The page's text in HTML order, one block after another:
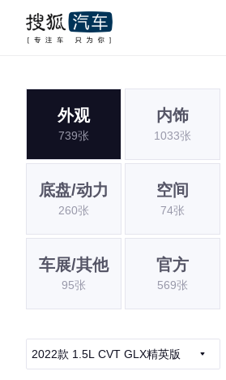
外观
739张
内饰
1033张
底盘/动力
260张
空间
74张
车展/其他
95张
官方
569张
2022款 1.5L CVT GLX精英版